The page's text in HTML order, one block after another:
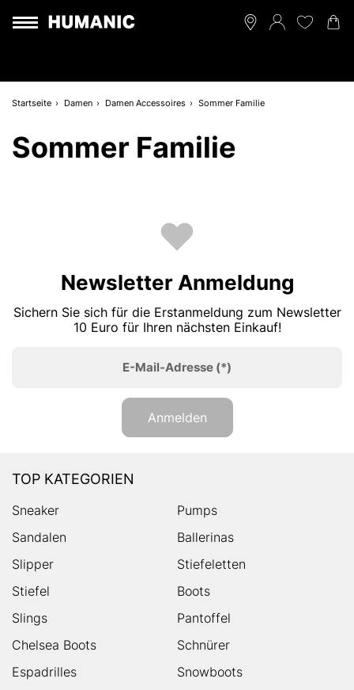
Startseite Damen Damen Accessoires Sommer Familie
Sommer Familie
Newsletter Anmeldung
Sichern Sie sich für die Erstanmeldung zum Newsletter
10 Euro für Ihren nächsten Einkauf!
E-Mail-Adresse (*)
Anmelden
TOP KATEGORIEN
Sneaker
Pumps
Sandalen
Ballerinas
Slipper
Stiefeletten
Stiefel
Boots
Slings
Pantoffel
Chelsea Boots
Schnürer
Espadrilles
Snowboots